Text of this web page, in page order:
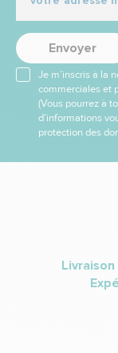
Envoyer
Je m’inscris à la
commerciales et
(Vous pourrez à
d’informations
protection des